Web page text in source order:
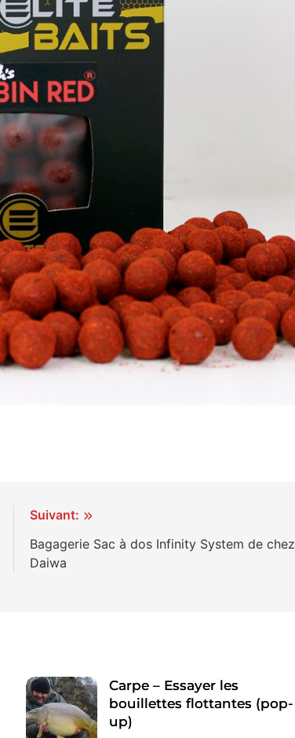
Suivant:
Bagagerie Sac à dos Infinity System de chez
Daiwa
Carpe – Essayer les
bouillettes flottantes (pop-
up)